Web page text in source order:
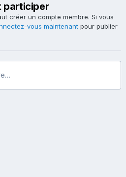
participer
créer un compte membre. Si vous
vous maintenant pour publier